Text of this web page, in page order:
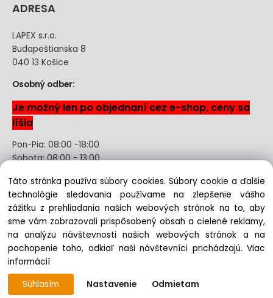
ADRESA
LAPEX s.r.o.
Budapeštianska 8
040 13 Košice
Osobný odber:
Je možný len po objednaní cez e-shop, ceny sa
líšia
Pon-Pia: 08:00 -18:00
Sobota: 08:00 - 13:00
Odstúpenie od kúpnej zmluvy uzavretej na diaľku bez
registrácie
Copyright © 2022 lapex.sk, All rights reserved
Táto stránka používa súbory cookies. Súbory cookie a ďalšie
technológie sledovania používame na zlepšenie vášho
zážitku z prehliadania našich webových stránok na to, aby
sme vám zobrazovali prispôsobený obsah a cielené reklamy,
na analýzu návštevnosti našich webových stránok a na
pochopenie toho, odkiaľ naši návštevníci prichádzajú.Viac
informácií
Súhlasím
Nastavenie Odmietam